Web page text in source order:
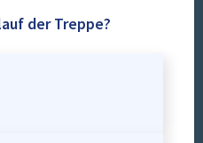
der Treppe?